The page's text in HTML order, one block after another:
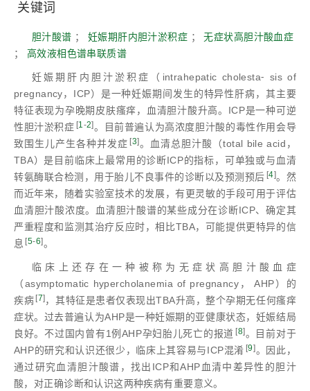
关键词
胆汁酸谱 ； 妊娠期肝内胆汁淤积症 ；无症状高胆汁酸血症
； 高效液相色谱串联质谱
妊娠期肝内胆汁淤积症（intrahepatic cholesta⁃ sis of
pregnancy，ICP）是一种妊娠期间发生的特异性肝病，其主要
特征表现为孕晚期皮肤瘙痒，血清胆汁酸升高。ICP是一种可逆
性胆汁淤积症 [1-2]。目前普遍认为高浓度胆汁酸的毒性作用会导
致围生儿产生各种并发症 [3]。血清总胆汁酸（total bile acid，
TBA）是目前临床上最常用的诊断ICP的指标，可单独或与血清
转氨酶联合检测，用于胎儿不良事件的诊断以及预测预后 [4]。然
而近年来，随着实验室技术的发展，有更灵敏的手段可用于评估
血清胆汁酸浓度。血清胆汁酸谱的某些成分在诊断ICP、确定其
严重程度和监测其治疗反应时，相比TBA，可能提供更特异的信
息 [5-6]。
临床上还存在一种被称为无症状高胆汁酸血症
（asymptomatic hypercholanemia of pregnancy， AHP）的
疾病 [7]，其特征是患者仅表现出TBA升高，整个孕期无任何瘙痒
症状。过去普遍认为AHP是一种妊娠期的亚健康状态，妊娠结局
良好。不过国内曾有1例AHP孕妇胎儿死亡的报道 [8]。目前对于
AHP的研究和认识还很少，临床上其容易与ICP混淆 [9]。因此，
通过研究血清胆汁酸谱，找出ICP和AHP血清中差异性的胆汁
酸，对正确诊断和认识这两种疾病有重要意义。